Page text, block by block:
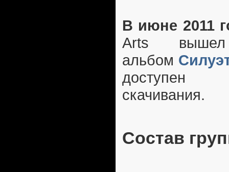
В июне 2011
Arts вышел
альбом
доступен
скачивания.
Состав